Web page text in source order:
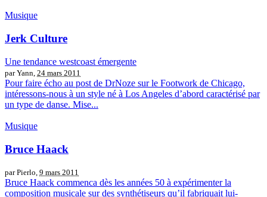
Musique
Jerk Culture
Une tendance westcoast émergente
par Yann, 24 mars 2011
Pour faire écho au post de DrNoze sur le Footwork de Chicago,
intéressons-nous à un style né à Los Angeles d’abord caractérisé par
un type de danse. Mise...
Musique
Bruce Haack
par Pierlo, 9 mars 2011
Bruce Haack commenca dès les années 50 à expérimenter la
composition musicale sur des synthétiseurs qu’il fabriquait lui-